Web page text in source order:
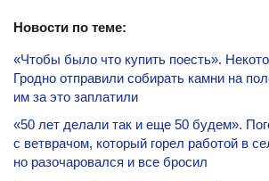
Новости по теме:
«Чтобы было что купить поесть».
Гродно отправили собирать камни на
им за это заплатили
«50 лет делали так и еще 50 будем».
с ветврачом, который горел работой в
но разочаровался и все бросил